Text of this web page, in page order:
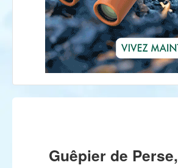
Guêpier de Perse,